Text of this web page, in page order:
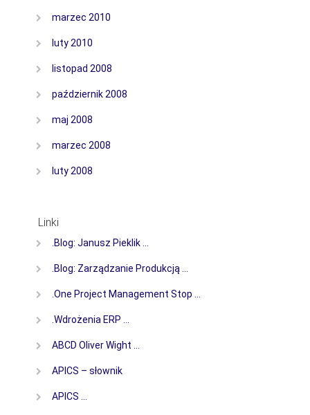
marzec 2010
luty 2010
listopad 2008
październik 2008
maj 2008
marzec 2008
luty 2008
Linki
.Blog: Janusz Pieklik …
.Blog: Zarządzanie Produkcją …
.One Project Management Stop …
.Wdrożenia ERP …
ABCD Oliver Wight …
APICS – słownik
APICS …